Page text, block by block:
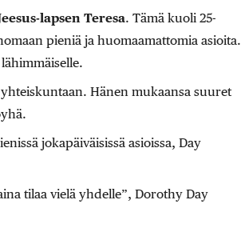
lapsen Teresa. Tämä kuoli 25-
pieniä ja huomaamattomia asioita.
Hänen mukaansa suuret
jokapäiväisissä asioissa, Day
tilaa vielä yhdelle”, Dorothy Day